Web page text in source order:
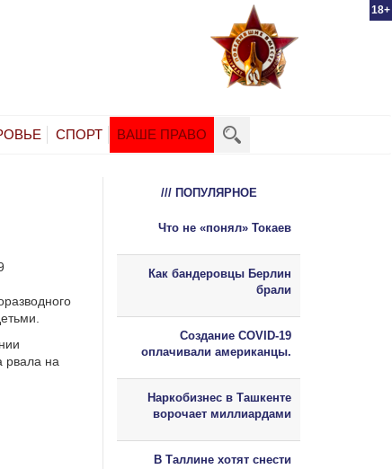
18+
СПОРТ ВАШЕ ПРАВО
рвала на
/// ПОПУЛЯРНОЕ
Что не «понял» Токаев
Как бандеровцы Берлин
брали
Создание COVID-19
оплачивали американцы.
Наркобизнес в Ташкенте
ворочает миллиардами
В Таллине хотят снести